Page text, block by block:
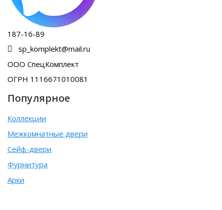
187-16-89
sp_komplekt@mail.ru
ООО СпецКомплект
ОГРН 1116671010081
Популярное
Коллекции
Межкомнатные двери
Сейф-двери
Фурнитура
Арки